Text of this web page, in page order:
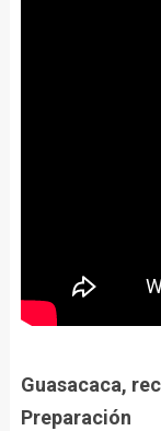
Guasacaca,
Preparación